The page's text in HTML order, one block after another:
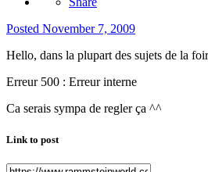
Posted November 7, 2009
Hello, dans la plupart des sujets de la
Erreur 500 : Erreur interne
Ca serais sympa de regler ça ^^
Link to post